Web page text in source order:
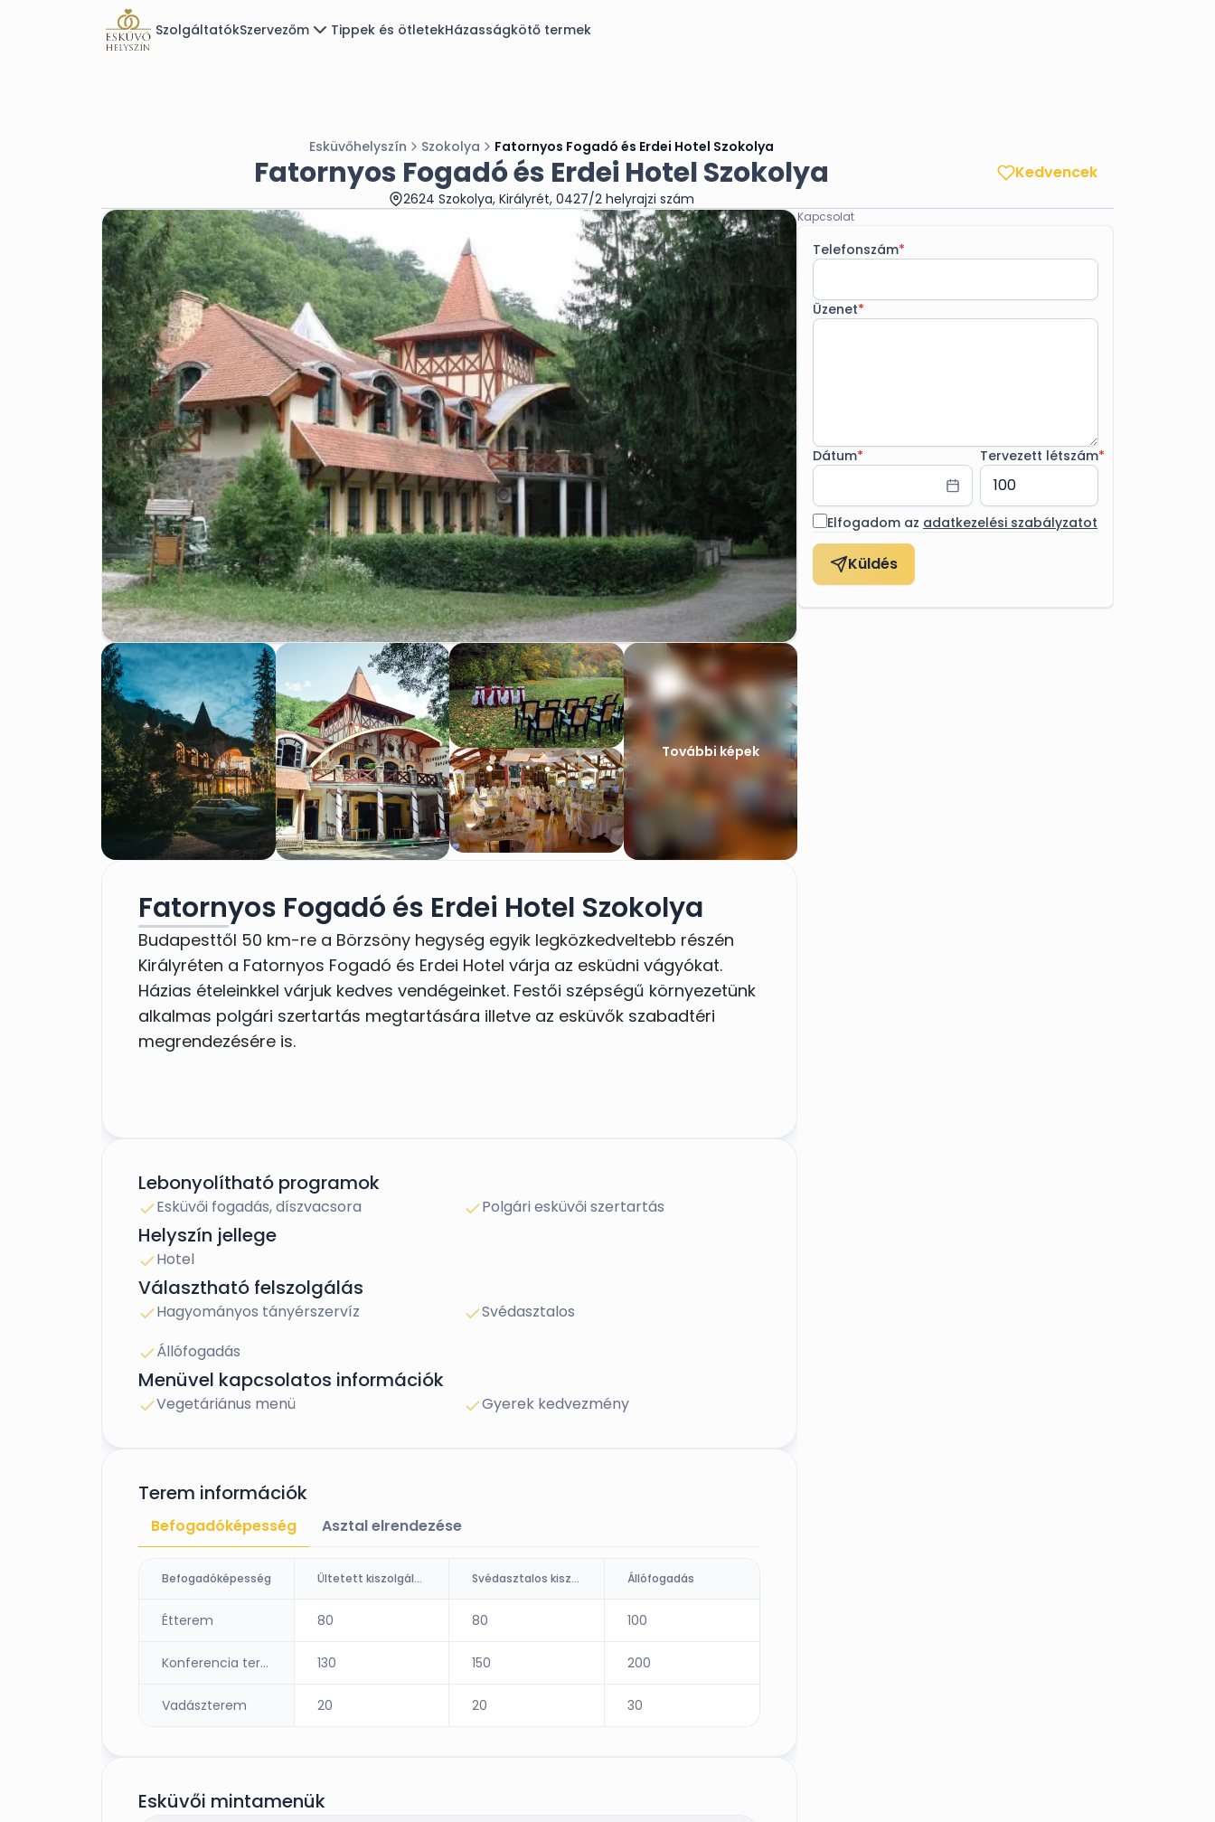
SzolgáltatókSzervezőm Tippek és ötletekHázasságkötő termek
Esküvőhelyszín Szokolya Fatornyos Fogadó és Erdei Hotel Szokolya
Fatornyos Fogadó és Erdei Hotel Szokolya
2624 Szokolya, Királyrét, 0427/2 helyrajzi szám
Kedvencek
További képek
Fatornyos Fogadó és Erdei Hotel Szokolya
Budapesttől 50 km-re a Börzsöny hegység egyik legközkedveltebb részén
Királyréten a Fatornyos Fogadó és Erdei Hotel várja az esküdni vágyókat.
Házias ételeinkkel várjuk kedves vendégeinket. Festői szépségű környezetünk
alkalmas polgári szertartás megtartására illetve az esküvők szabadtéri
megrendezésére is.
Lebonyolítható programok
Esküvői fogadás, díszvacsora Polgári esküvői szertartás
Helyszín jellege
Hotel
Választható felszolgálás
Hagyományos tányérszervíz
Svédasztalos
Állófogadás
Menüvel kapcsolatos információk
Vegetáriánus menü Gyerek kedvezmény
Terem információk
Befogadóképesség Asztal elrendezése
Befogadóképesség Ültetett kiszolgálás (fő) Svédasztalos kiszolgálás Állófogadás
Étterem 80 80 100
Konferencia terem 130 150 200
Vadászterem 20 20 30
Esküvői mintamenük
Kapcsolat
Telefonszám*
Üzenet*
Dátum* Tervezett létszám*
Elfogadom az adatkezelési szabályzatot
Küldés